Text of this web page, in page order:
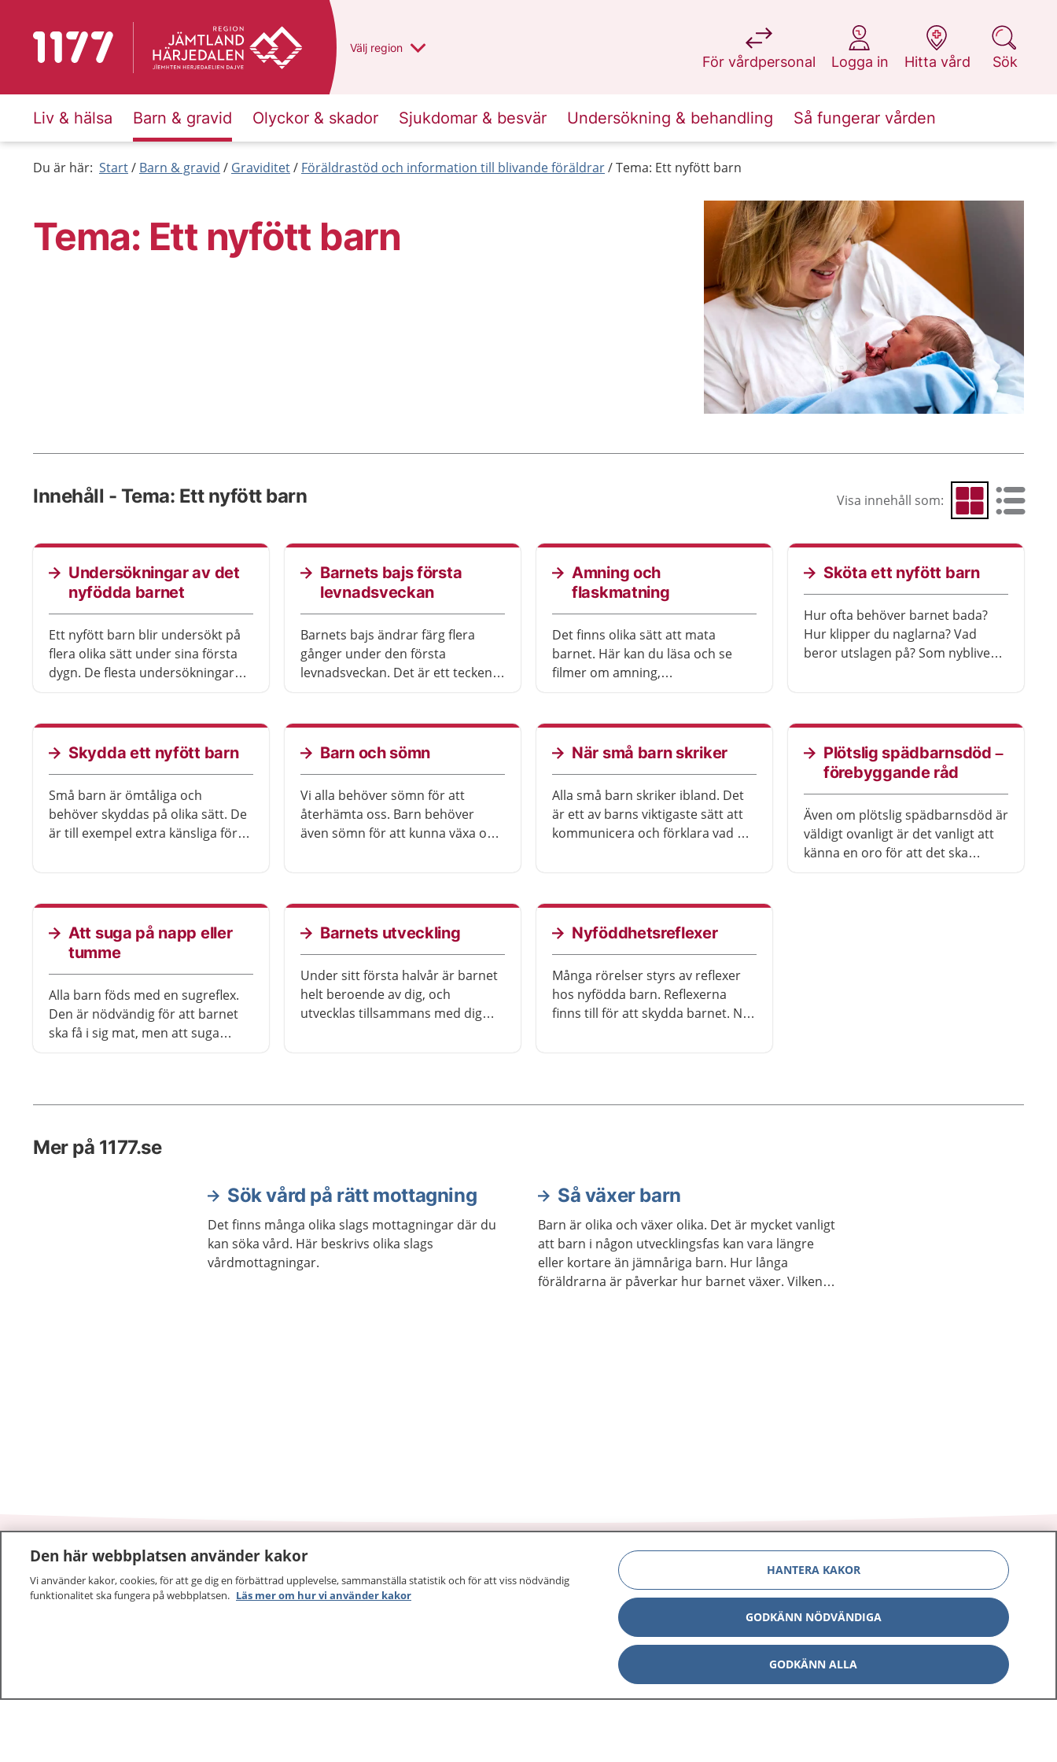
Till startsidan för 1177 Du har valt region
Välj en annan
region
För vårdpersonal
på 1177.se
Logga in
på 1177.se
Hitta vård
på 1177.se
Sök
på 1177.se
Liv & hälsa Barn & gravid Olyckor & skador Sjukdomar & besvär Undersökning & behandling Så fungerar vården
Du är här: Start Barn & gravid Graviditet Föräldrastöd och information till blivande föräldrar Tema: Ett nyfött barn
Tema: Ett nyfött barn
Innehåll - Tema: Ett nyfött barn Visa innehåll som: Visa som rutnät
Visa som
Undersökningar av det
nyfödda barnet
Ett nyfött barn blir undersökt på
flera olika sätt under sina första
dygn. De flesta undersökningar
tillbaka för undersökningar om ni
har åkt hem tidigt.
Barnets bajs första
levnadsveckan
Barnets bajs ändrar färg flera
gånger under den första
levnadsveckan. Det är ett tecken
med mat. I bildspelet får du se hur
det kan se ut när bajset ändrar
Amning och
flaskmatning
Det finns olika sätt att mata
barnet. Här kan du läsa och se
filmer om amning,
Sköta ett nyfött barn
Hur ofta behöver barnet bada?
Hur klipper du naglarna? Vad
beror utslagen på? Som nybliven
Skydda ett nyfött barn
Små barn är ömtåliga och
behöver skyddas på olika sätt. De
är till exempel extra känsliga för
vissa läkemedel, kan det i sin tur
påverka säkerheten och
samspelet med barnet.
Barn och sömn
Vi alla behöver sömn för att
återhämta oss. Barn behöver
även sömn för att kunna växa och
utvecklingsfaser, ärftlighet,
infektioner, oro och relationer. De
flesta får någon gång problem
sova bra. Det finns hjälp att få för
att ditt barn eller din tonåring ska
sova bättre.
När små barn skriker
Alla små barn skriker ibland. Det
är ett av barns viktigaste sätt att
kommunicera och förklara vad de
barn.
Plötslig spädbarnsdöd –
förebyggande råd
Även om plötslig spädbarnsdöd är
väldigt ovanligt är det vanligt att
känna en oro för att det ska
Att suga på napp eller
tumme
Alla barn föds med en sugreflex.
Den är nödvändig för att barnet
ska få i sig mat, men att suga
fördelar och nackdelar med båda.
Barnets utveckling
Under sitt första halvår är barnet
helt beroende av dig, och
utvecklas tillsammans med dig
med leenden, rop och joller.
Nyföddhetsreflexer
Många rörelser styrs av reflexer
hos nyfödda barn. Reflexerna
finns till för att skydda barnet. När
Mer på 1177.se
Sök vård på rätt mottagning
Det finns många olika slags mottagningar där du
kan söka vård. Här beskrivs olika slags
vårdmottagningar.
Så växer barn
Barn är olika och växer olika. Det är mycket vanligt
att barn i någon utvecklingsfas kan vara längre
eller kortare än jämnåriga barn. Hur långa
föräldrarna är påverkar hur barnet växer. Vilken
1177 –tryggt om din hälsa och vård
Other languages
Lättläst svenska
Om 1177
E-tjänster
Aktuellt
Press
Digital tillgänglighet
Den här webbplatsen använder kakor
Vi använder kakor, cookies, för att ge dig en förbättrad upplevelse, sammanställa statistik och för att viss nödvändig
funktionalitet ska fungera på webbplatsen. Läs mer om hur vi använder kakor
HANTERA KAKOR
GODKÄNN NÖDVÄNDIGA
GODKÄNN ALLA